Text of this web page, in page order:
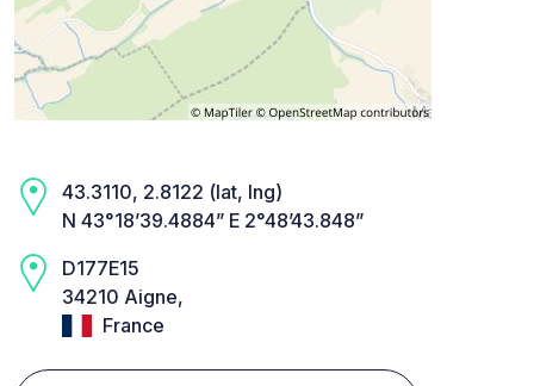
43.3110, 2.8122 (lat, lng)
N 43°18’39.4884” E 2°48’43.848”
D177E15
34210 Aigne,
France